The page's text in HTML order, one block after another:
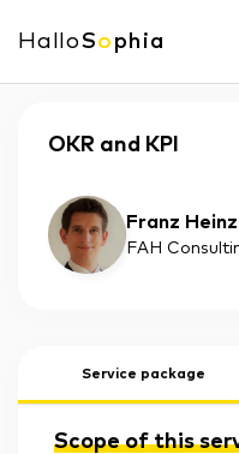
HalloSo phia
OKR and KPI
Franz Heinzl
FAH
Service package
Scope of this